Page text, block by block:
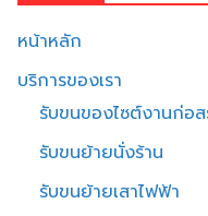
หน้าหลัก
บริการของเรา
รับขนของไซต์งานก่อ
รับขนย้ายนั่งร้าน
รับขนย้ายเสาไฟฟ้า